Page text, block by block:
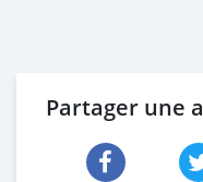
Partager une